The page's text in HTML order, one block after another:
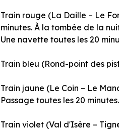
Train rouge (La Daille – Le
minutes. À la tombée de la
Une navette toutes les 20
Train bleu (Rond-point des
Train jaune (Le Coin – Le
Passage toutes les 20 minutes.
Train violet (Val d'Isère –